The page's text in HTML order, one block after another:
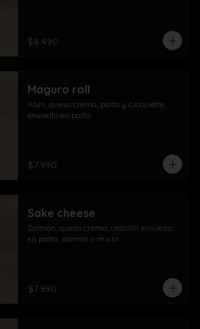
$8.490
Maguro roll
Atún, queso crema, palta y ciboulette,
envuelto en palta
$7.990
Sake cheese
Salmón, queso crema, cebollín envuelto
en palta, salmón o mixto
$7.990